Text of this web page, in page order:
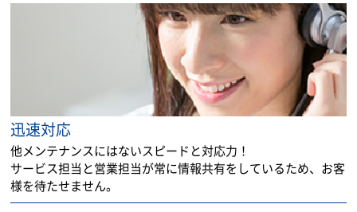
迅速対応
他メンテナンスにはないスピードと対応力！
サービス担当と営業担当が常に情報共有をしているため、お客
様を待たせません。